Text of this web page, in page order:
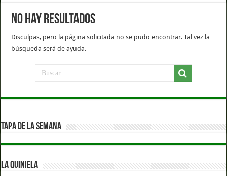
No hay resultados
Disculpas, pero la página solicitada no se pudo encontrar. Tal vez la
búsqueda será de ayuda.
TAPA DE LA SEMANA
LA QUINIELA